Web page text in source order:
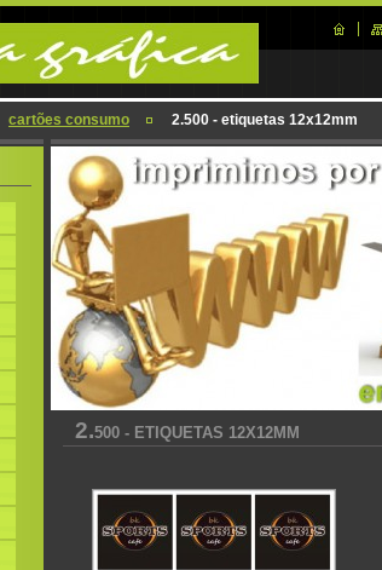
cartões consumo 2.500 - etiquetas 12x12mm
2.500 - ETIQUETAS 12X12MM